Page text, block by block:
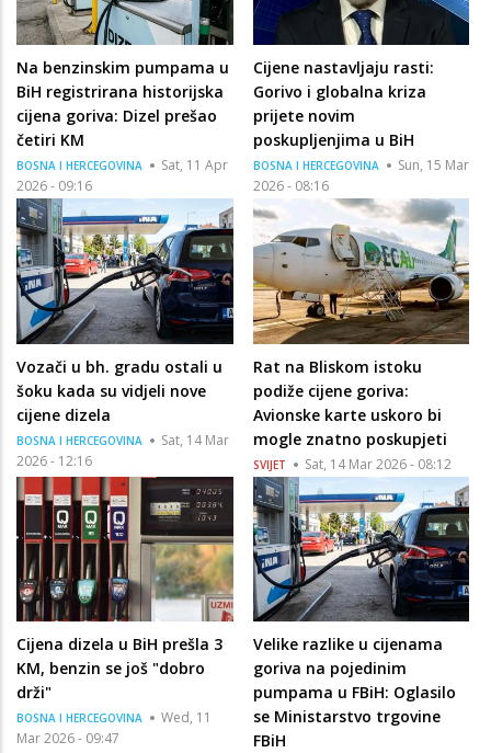
Na benzinskim pumpama u
BiH registrirana historijska
cijena goriva: Dizel prešao
četiri KM
BOSNA I HERCEGOVINA
Sat, 11 Apr
2026 - 09:16
Cijene nastavljaju rasti:
Gorivo i globalna kriza
prijete novim
poskupljenjima u BiH
BOSNA I HERCEGOVINA
Sun, 15 Mar
2026 - 08:16
Vozači u bh. gradu ostali u
šoku kada su vidjeli nove
cijene dizela
BOSNA I HERCEGOVINA
Sat, 14 Mar
2026 - 12:16
Rat na Bliskom istoku
podiže cijene goriva:
Avionske karte uskoro bi
mogle znatno poskupjeti
SVIJET Sat, 14 Mar 2026 - 08:12
Cijena dizela u BiH prešla 3
KM, benzin se još "dobro
drži"
BOSNA I HERCEGOVINA
Wed, 11
Mar 2026 - 09:47
Velike razlike u cijenama
goriva na pojedinim
pumpama u FBiH: Oglasilo
se Ministarstvo trgovine
FBiH